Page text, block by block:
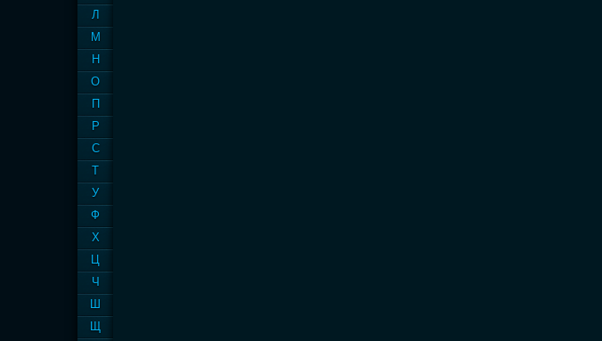
Л
М
Н
О
П
Р
С
Т
У
Ф
Х
Ц
Ч
Ш
Щ